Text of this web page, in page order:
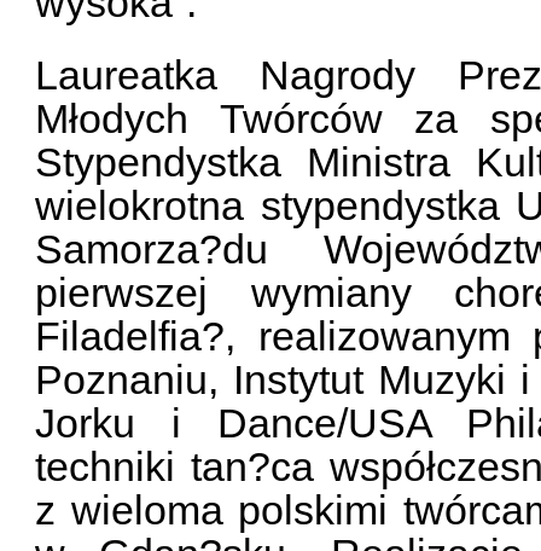
Laureatka Nagrody
Młodych Twórców za
Stypendystka Ministra
wielokrotna stypendystka
Samorza?du
pierwszej wymiany
Filadelfia?,
Poznaniu, Instytut Muzyki
Jorku i Dance/USA
techniki tan?ca
z wieloma polskimi